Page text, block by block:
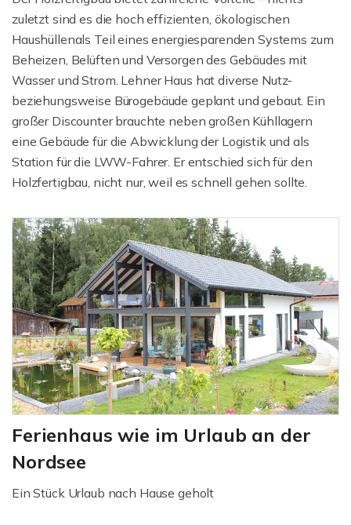
zuletzt sind es die hoch effizienten, ökologischen
Haushüllenals Teil eines energiesparenden Systems zum
Beheizen, Belüften und Versorgen des Gebäudes mit
Wasser und Strom. Lehner Haus hat diverse Nutz-
beziehungsweise Bürogebäude geplant und gebaut. Ein
großer Discounter brauchte neben großen Kühllagern
eine Gebäude für die Abwicklung der Logistik und als
Station für die LWW-Fahrer. Er entschied sich für den
Holzfertigbau, nicht nur, weil es schnell gehen sollte.
Ferienhaus wie im Urlaub an der
Nordsee
Ein Stück Urlaub nach Hause geholt